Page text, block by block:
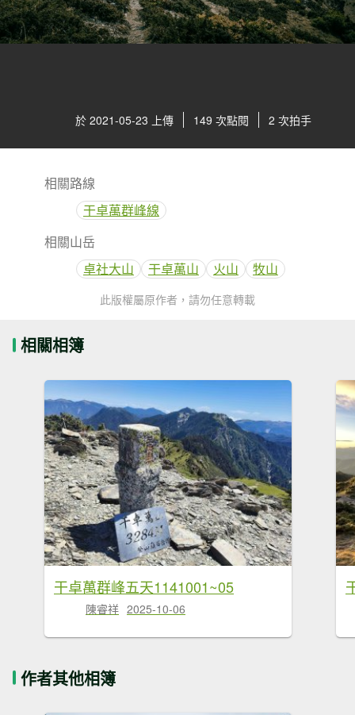
於 2021-05-23 上傳 149 次點閱 2 次拍手
相關路線
干卓萬群峰線
相關山岳
卓社大山
干卓萬山 火山 牧山
此版權屬原作者，請勿任意轉載
相關相簿
干卓萬群峰五天1141001~05
陳睿祥 2025-10-06
作者其他相簿